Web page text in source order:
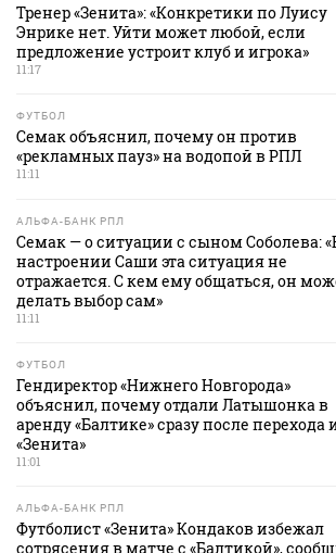
Тренер «Зенита»: «Конкретики по Луису
Энрике нет. Уйти может любой, если
предложение устроит клуб и игрока»
11:17
ФУТБОЛ
Семак объяснил, почему он против
«рекламных пауз» на водопой в РПЛ
11:11
АЛЬФА-БАНК РПЛ
Семак — о ситуации с сыном Соболева:
настроении Саши эта ситуация не
отражается. С кем ему общаться, он
делать выбор сам»
11:11
ФУТБОЛ
Гендиректор «Нижнего Новгорода»
объяснил, почему отдали Латышонка в
аренду «Балтике» сразу после перехода
«Зенита»
11:01
АЛЬФА-БАНК РПЛ
Футболист «Зенита» Кондаков избежал
сотрясения в матче с «Балтикой»,